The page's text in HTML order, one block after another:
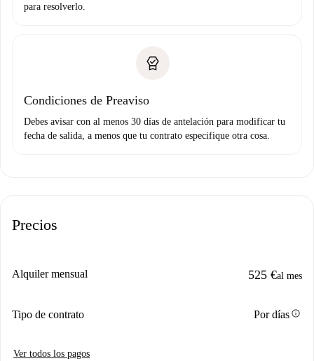
para resolverlo.
Condiciones de Preaviso
Debes avisar con al menos 30 días de antelación para modificar tu
fecha de salida, a menos que tu contrato especifique otra cosa.
Precios
Alquiler mensual 525 €al mes
Tipo de contrato Por díasinfo
Ver todos los pagos